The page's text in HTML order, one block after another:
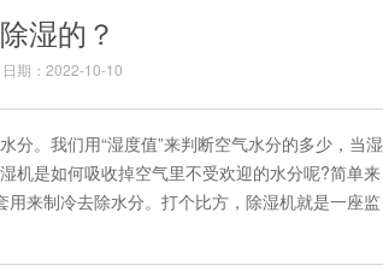
湿的？
日期：2022-10-10
。我们用“湿度值”来判断空气水分的多少，当湿
机是如何吸收掉空气里不受欢迎的水分呢?简单来
来制冷去除水分。打个比方，除湿机就是一座监